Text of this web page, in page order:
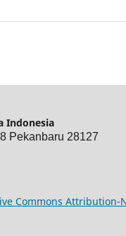
Indonesia
Pekanbaru 28127
Commons Attribution-